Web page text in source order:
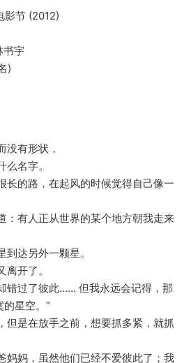
节 (2012)
宇
)
有形状，
名字。
的路，在起风的时候觉得自己像一
有人正从世界的某个地方朝我走来
达另外一颗星。
开了。
过了彼此…… 但我永远会记得，那
星空。”
是在放手之前，想要抓多紧，就抓
妈，虽然他们已经不爱彼此了；我